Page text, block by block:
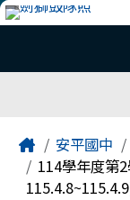
跳至主內容區
臺南市安平
Home安平國中
114學年度第